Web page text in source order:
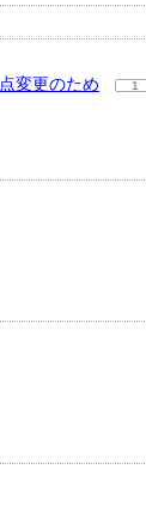
変更のため 1